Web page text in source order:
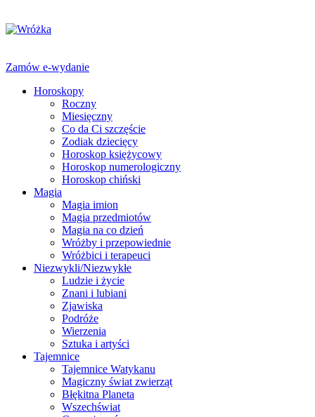
Zamów e-wydanie
Horoskopy
Roczny
Miesięczny
Co da Ci szczęście
Zodiak dziecięcy
Horoskop księżycowy
Horoskop numerologiczny
Horoskop chiński
Magia
Magia imion
Magia przedmiotów
Magia na co dzień
Wróżby i przepowiednie
Wróżbici i terapeuci
Niezwykli/Niezwykłe
Ludzie i życie
Znani i lubiani
Zjawiska
Podróże
Wierzenia
Sztuka i artyści
Tajemnice
Tajemnice Watykanu
Magiczny świat zwierząt
Błękitna Planeta
Wszechświat